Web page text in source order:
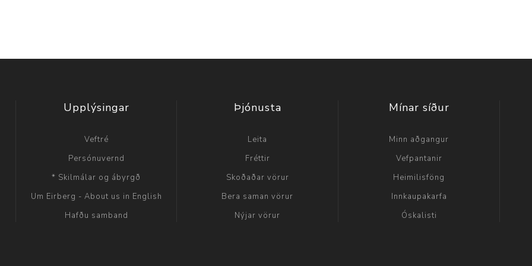
Upplýsingar
Veftré
Persónuvernd
* Skilmálar og ábyrgð
Um Eirberg - About us in English
Hafðu samband
Þjónusta
Leita
Fréttir
Skoðaðar vörur
Bera saman vörur
Nýjar vörur
Mínar síður
Minn aðgangur
Vefpantanir
Heimilisföng
Innkaupakarfa
Óskalisti